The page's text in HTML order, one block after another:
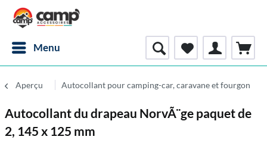
Menu
Aperçu Autocollant pour camping-car, caravane et fourgon
Autocollant du drapeau NorvÃ¨ge paquet de
2, 145 x 125 mm